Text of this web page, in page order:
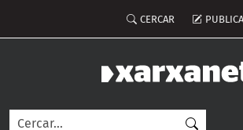
Menú del
CERCAR PUBLICA
Cerca